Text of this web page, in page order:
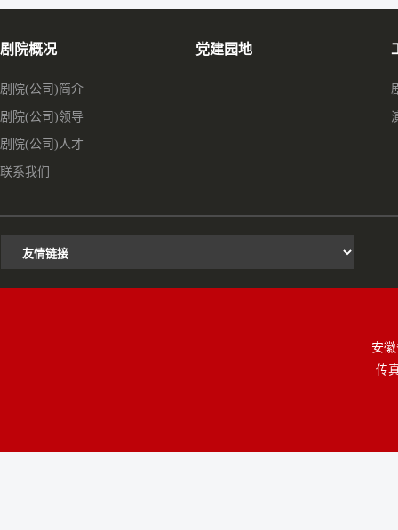
剧院概况
剧院(公司)简介
剧院(公司)领导
剧院(公司)人才
联系我们
党建园地
安
传